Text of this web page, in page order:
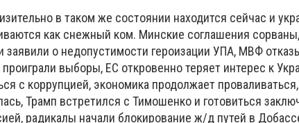
в таком же состоянии находится сейчас и
как снежный ком. Минские соглашения
заявили о недопустимости героизации УПА, МВФ
выборы, ЕС откровенно теряет интерес к
с коррупцией, экономика продолжает
Трамп встретился с Тимошенко и готовиться
радикалы начали блокирование ж/д путей в